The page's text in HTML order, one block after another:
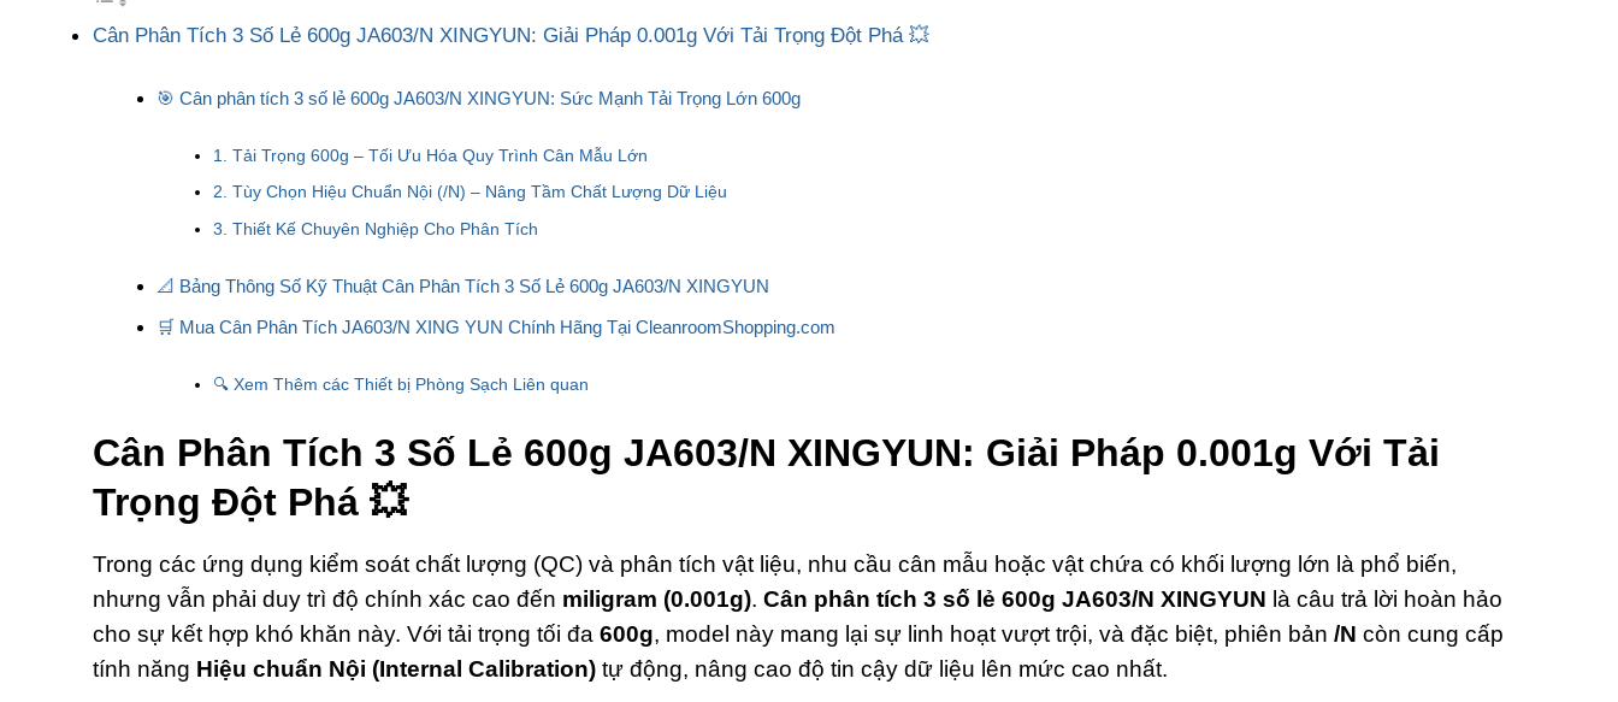
Cân Phân Tích 3 Số Lẻ 600g JA603/N XINGYUN: Giải Pháp 0.001g Với Tải Trọng Đột Phá 💥
🎯 Cân phân tích 3 số lẻ 600g JA603/N XINGYUN: Sức Mạnh Tải Trọng Lớn 600g
1. Tải Trọng 600g – Tối Ưu Hóa Quy Trình Cân Mẫu Lớn
2. Tùy Chọn Hiệu Chuẩn Nội (/N) – Nâng Tầm Chất Lượng Dữ Liệu
3. Thiết Kế Chuyên Nghiệp Cho Phân Tích
📐 Bảng Thông Số Kỹ Thuật Cân Phân Tích 3 Số Lẻ 600g JA603/N XINGYUN
🛒 Mua Cân Phân Tích JA603/N XING YUN Chính Hãng Tại CleanroomShopping.com
🔍 Xem Thêm các Thiết bị Phòng Sạch Liên quan
Cân Phân Tích 3 Số Lẻ 600g JA603/N XINGYUN: Giải Pháp 0.001g Với Tải
Trọng Đột Phá 💥
Trong các ứng dụng kiểm soát chất lượng (QC) và phân tích vật liệu, nhu cầu cân mẫu hoặc vật chứa có khối lượng lớn là phổ biến,
nhưng vẫn phải duy trì độ chính xác cao đến miligram (0.001g). Cân phân tích 3 số lẻ 600g JA603/N XINGYUN là câu trả lời hoàn hảo
cho sự kết hợp khó khăn này. Với tải trọng tối đa 600g, model này mang lại sự linh hoạt vượt trội, và đặc biệt, phiên bản /N còn cung cấp
tính năng Hiệu chuẩn Nội (Internal Calibration) tự động, nâng cao độ tin cậy dữ liệu lên mức cao nhất.